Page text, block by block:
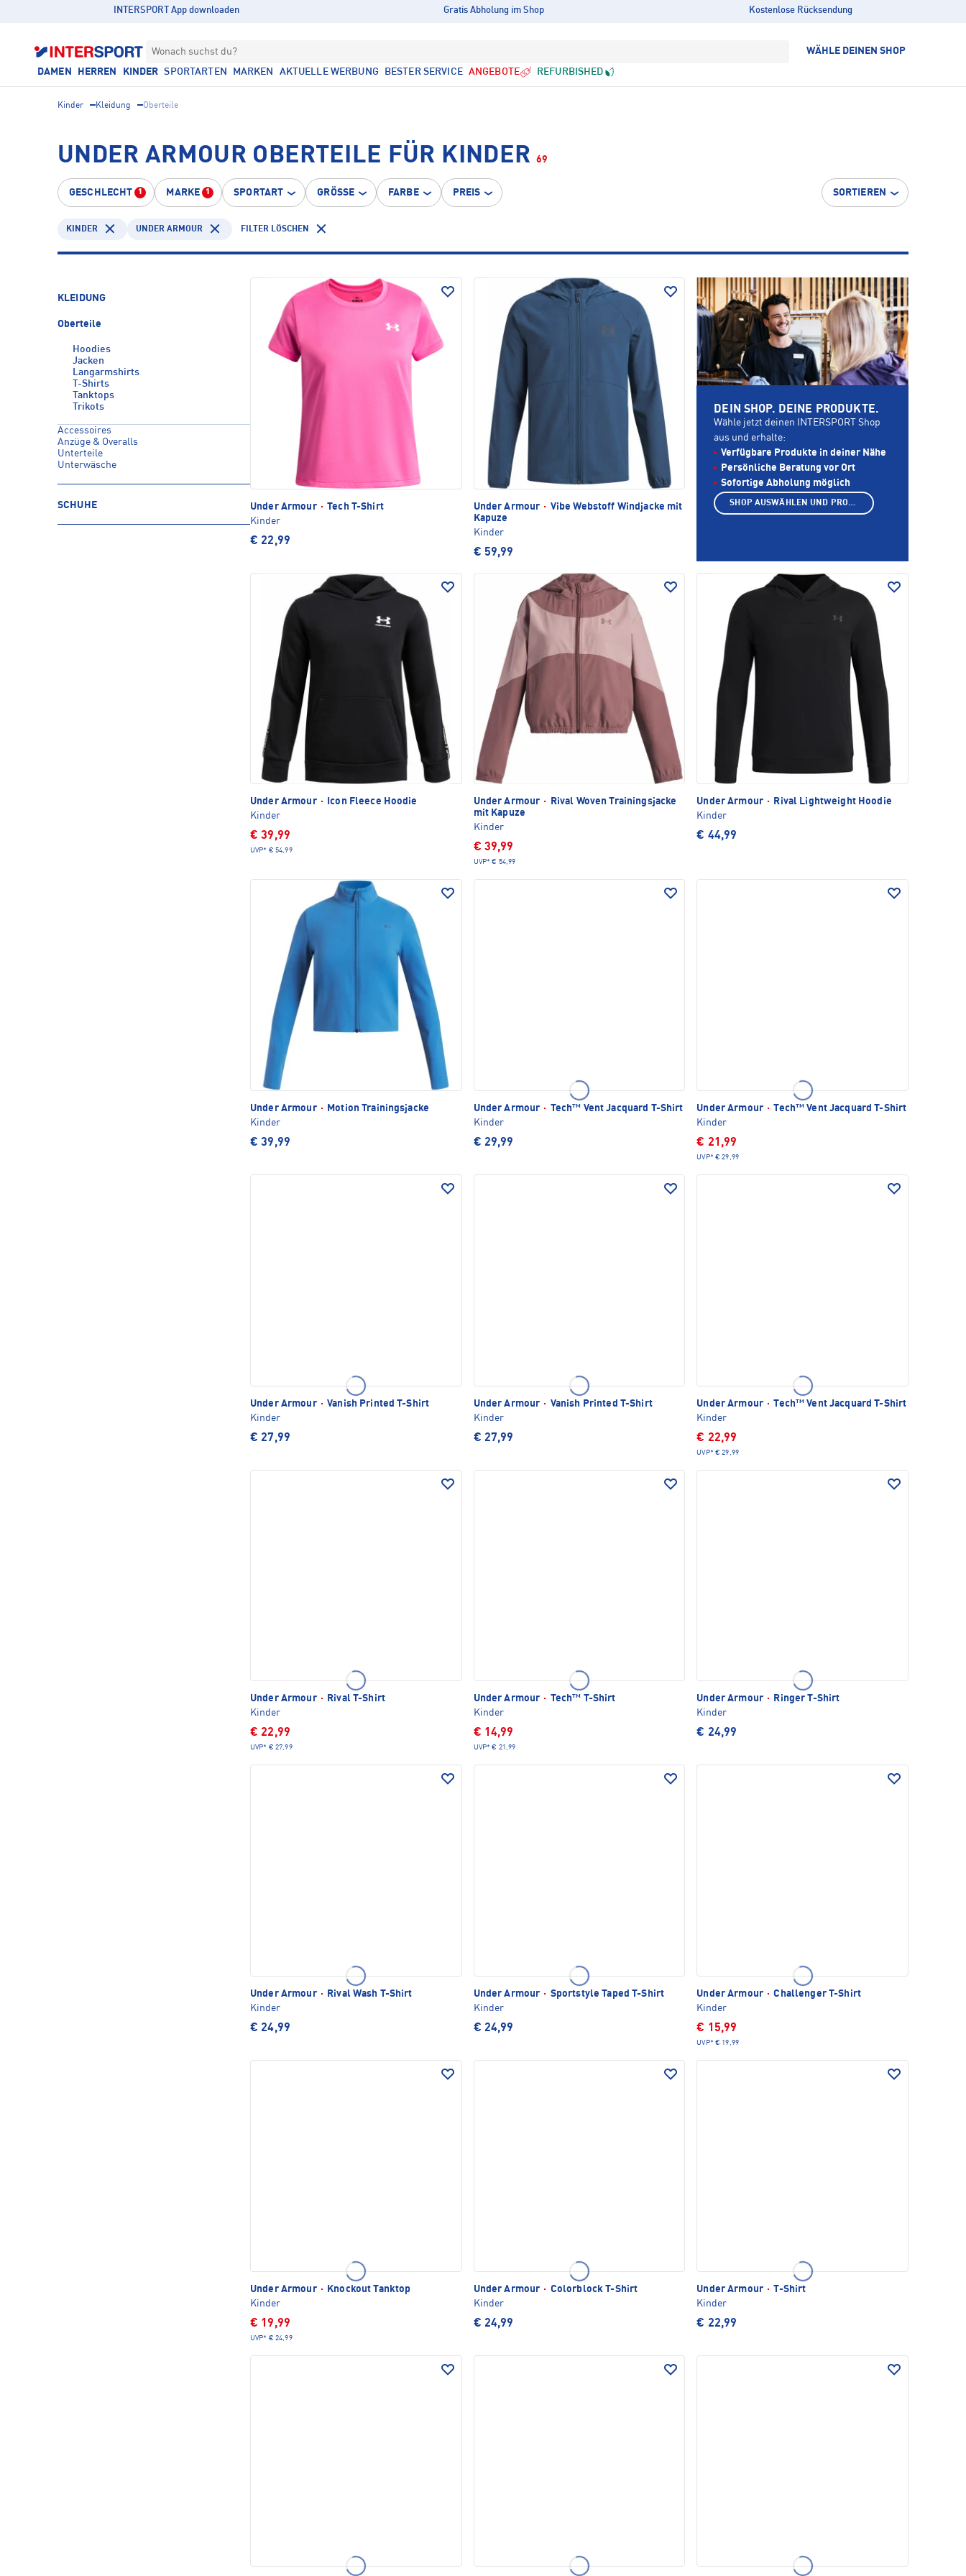
INTERSPORT App downloaden Gratis Abholung im Shop Kostenlose Rücksendung
Wonach suchst du? WÄHLE DEINEN SHOP
DAMEN HERREN KINDER SPORTARTEN MARKEN AKTUELLE WERBUNG BESTER SERVICE ANGEBOTE REFURBISHED
Kinder Kleidung Oberteile
UNDER ARMOUR OBERTEILE FÜR KINDER 69
GESCHLECHT 1 MARKE 1 SPORTART GRÖSSE FARBE PREIS SORTIEREN
KINDER UNDER ARMOUR FILTER LÖSCHEN
KLEIDUNG
Oberteile
Hoodies
Jacken
Langarmshirts
T-Shirts
Tanktops
Trikots
Accessoires
Anzüge & Overalls
Unterteile
Unterwäsche
SCHUHE Under Armour · Tech T-Shirt
Kinder
€ 22,99
Under Armour · Vibe Webstoff Windjacke mit
Kapuze
Kinder
€ 59,99
Under Armour ·
Icon Fleece Hoodie
Kinder
€ 39,99
UVP* € 54,99
Under Armour ·
Rival Woven Trainingsjacke
mit Kapuze
Kinder
€ 39,99
UVP* € 54,99
Under Armour ·
Rival Lightweight Hoodie
Kinder
€ 44,99
Under Armour ·
Motion Trainingsjacke
Kinder
€ 39,99
Under Armour · Tech™ Vent Jacquard T-Shirt
Kinder
€ 29,99
Under Armour · Tech™ Vent Jacquard T-Shirt
Kinder
€ 21,99
UVP* € 29,99
Under Armour · Vanish Printed T-Shirt
Kinder
€ 27,99
Under Armour · Vanish Printed T-Shirt
Kinder
€ 27,99
Under Armour · Tech™ Vent Jacquard T-Shirt
Kinder
€ 22,99
UVP* € 29,99
Under Armour ·
Rival T-Shirt
Kinder
€ 22,99
UVP* € 27,99
Under Armour · Tech™ T-Shirt
Kinder
€ 14,99
UVP* € 21,99
Under Armour ·
Ringer T-Shirt
Kinder
€ 24,99
Under Armour ·
Rival Wash T-Shirt
Kinder
€ 24,99
Under Armour · Sportstyle Taped T-Shirt
Kinder
€ 24,99
Under Armour · Challenger T-Shirt
Kinder
€ 15,99
UVP* € 19,99
Under Armour ·
Knockout Tanktop
Kinder
€ 19,99
UVP* € 24,99
Under Armour · Colorblock T-Shirt
Kinder
€ 24,99
Under Armour · T-Shirt
Kinder
€ 22,99
DEIN SHOP. DEINE PRODUKTE.
Wähle jetzt deinen INTERSPORT Shop
aus und erhalte:
Verfügbare Produkte in deiner Nähe
Persönliche Beratung vor Ort
Sofortige Abholung möglich
SHOP AUSWÄHLEN UND PRODUKTE ANZEIGEN